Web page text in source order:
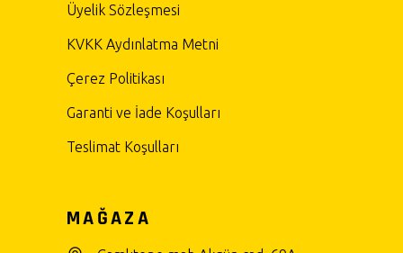
Üyelik Sözleşmesi
KVKK Aydınlatma Metni
Çerez Politikası
Garanti ve İade Koşulları
Teslimat Koşulları
MAĞAZA